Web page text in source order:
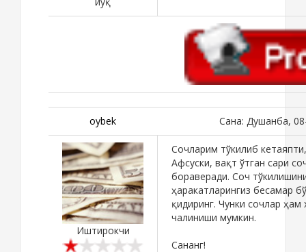
oybek Сана: Душанба,
Иштирокчи
Сочларим тўкилиб
Афсуски, вақт ўтган сари
бораверади. Соч
ҳаракатларингиз бесамар
қидиринг. Чунки сочлар ҳам
чалиниши мумкин.
Сананг!